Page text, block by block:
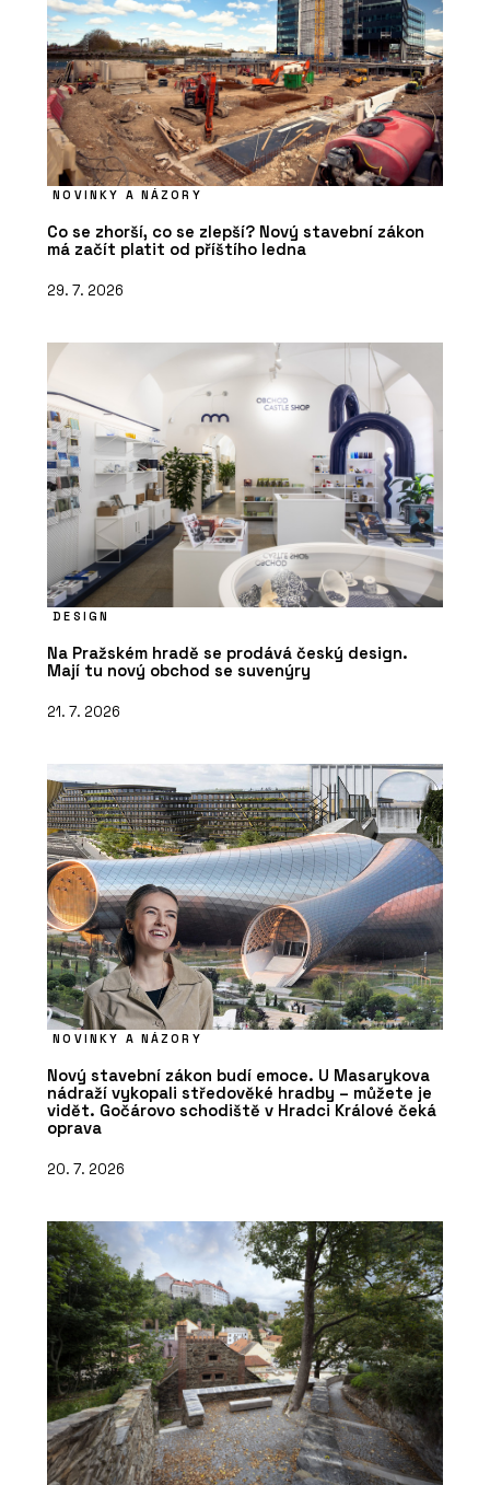
NOVINKY A NÁZORY
Co se zhorší, co se zlepší? Nový stavební zákon
má začít platit od příštího ledna
29. 7. 2026
DESIGN
Na Pražském hradě se prodává český design.
Mají tu nový obchod se suvenýry
21. 7. 2026
NOVINKY A NÁZORY
Nový stavební zákon budí emoce. U Masarykova
nádraží vykopali středověké hradby – můžete je
vidět. Gočárovo schodiště v Hradci Králové čeká
oprava
20. 7. 2026